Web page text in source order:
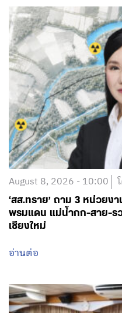
August 8, 2026 - 10:00
‘สส.ทราย’ ถาม 3 หน่วย
พรมแดน แม่น้ำกก-สาย-ร
เชียงใหม่
อ่านต่อ